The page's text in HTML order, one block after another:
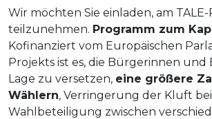
Wir möchten Sie einladen, am
teilzunehmen. Programm zum
Kofinanziert vom Europäischen
Projekts ist es, die Bürgerinnen und
Lage zu versetzen, eine größere
Wählern, Verringerung der Kluft
Wahlbeteiligung zwischen